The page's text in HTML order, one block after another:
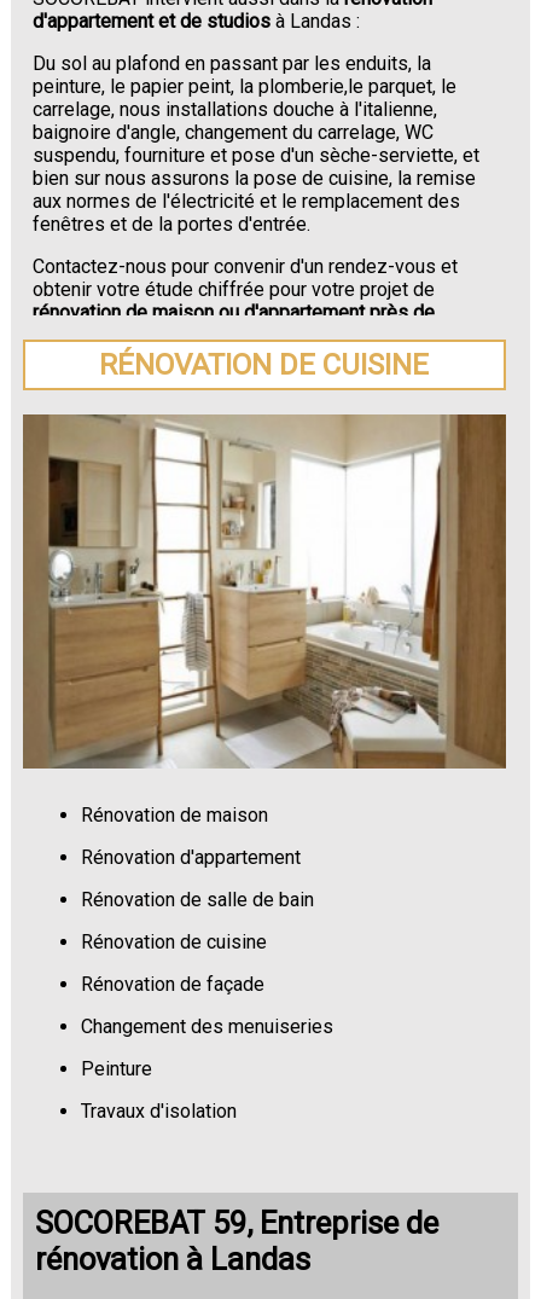
d'appartement et de studios à Landas :
Du sol au plafond en passant par les enduits, la
peinture, le papier peint, la plomberie,le parquet, le
carrelage, nous installations douche à l'italienne,
baignoire d'angle, changement du carrelage, WC
suspendu, fourniture et pose d'un sèche-serviette, et
bien sur nous assurons la pose de cuisine, la remise
aux normes de l'électricité et le remplacement des
fenêtres et de la portes d'entrée.
Contactez-nous pour convenir d'un rendez-vous et
obtenir votre étude chiffrée pour votre projet de
rénovation de maison ou d'appartement près de
Landas.
RÉNOVATION DE CUISINE
Rénovation de maison
Rénovation d'appartement
Rénovation de salle de bain
Rénovation de cuisine
Rénovation de façade
Changement des menuiseries
Peinture
Travaux d'isolation
SOCOREBAT 59, Entreprise de
rénovation à Landas